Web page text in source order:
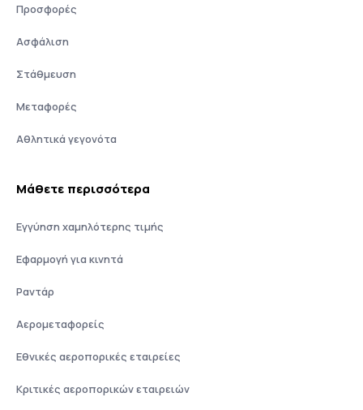
Προσφορές
Ασφάλιση
Στάθμευση
Μεταφορές
Αθλητικά γεγονότα
Μάθετε περισσότερα
Εγγύηση χαμηλότερης τιμής
Εφαρμογή για κινητά
Ραντάρ
Αερομεταφορείς
Εθνικές αεροπορικές εταιρείες
Κριτικές αεροπορικών εταιρειών